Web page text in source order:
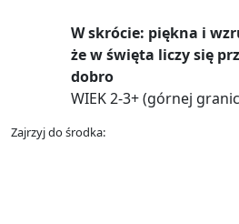
W skrócie: piękna i
że w święta liczy się
dobro
WIEK 2-3+ (górnej
Zajrzyj do środka: